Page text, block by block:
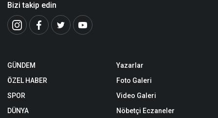
Bizi takip edin
GÜNDEM
ÖZEL HABER
SPOR
DÜNYA
Yazarlar
Foto Galeri
Video Galeri
Nöbetçi Eczaneler